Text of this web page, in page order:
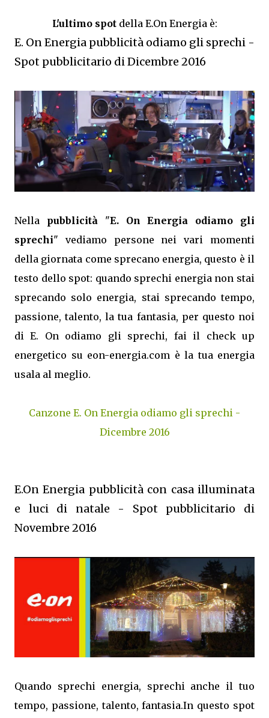
L'ultimo spot della E.On Energia è:
E. On Energia pubblicità odiamo gli sprechi -
Spot pubblicitario di Dicembre 2016
Nella pubblicità"E. On Energia odiamo gli
sprechi" vediamo persone nei vari momenti
della giornata come sprecano energia, questo è il
testo dello spot: quando sprechi energia non stai
sprecando solo energia, stai sprecando tempo,
passione, talento, la tua fantasia, per questo noi
di E. On odiamo gli sprechi, fai il check up
energetico su eon-energia.com è la tua energia
usala al meglio.
Canzone E. On Energia odiamo gli sprechi -
Dicembre 2016
E.On Energia pubblicità con casa illuminata
e luci di natale - Spot pubblicitario di
Novembre 2016
Quando sprechi energia, sprechi anche il tuo
tempo, passione, talento, fantasia.In questo spot